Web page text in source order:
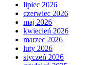
lipiec 2026
czerwiec 2026
maj 2026
kwiecień 2026
marzec 2026
luty 2026
styczeń 2026